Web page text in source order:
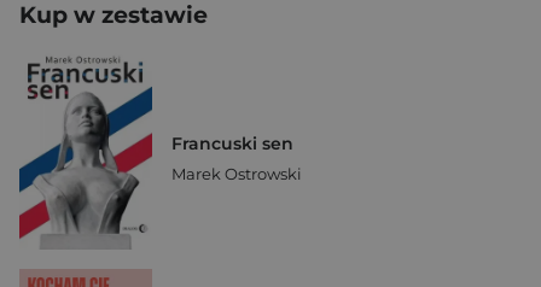
Kup w zestawie
Francuski sen
Marek Ostrowski